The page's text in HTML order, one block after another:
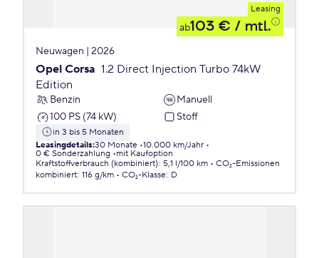
Leasing
ab103 € / mtl.
Neuwagen | 2026
Opel Corsa 1.2 Direct Injection Turbo 74kW
Edition
Benzin
Manuell
100 PS (74 kW)
Stoff
in 3 bis 5 Monaten
Leasingdetails:30 Monate 10.000 km/Jahr
0 € Sonderzahlung
mit Kaufoption
Kraftstoffverbrauch (kombiniert): 5,1 l/100 km
CO₂-Emissionen
kombiniert: 116 g/km CO₂-Klasse: D